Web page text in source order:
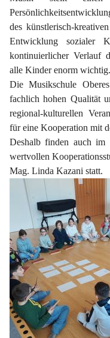
des künstlerisch-
Entwicklung sozialer
kontinuierlicher Verlauf
alle Kinder enorm wichtig.
Die Musikschule
fachlich hohen Qualität
regional-kulturellen
für eine Kooperation mit
Deshalb finden auch im
wertvollen
Mag. Linda Kazani statt.